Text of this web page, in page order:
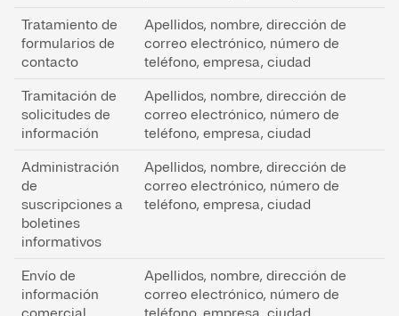
Tratamiento de
formularios de
contacto
Apellidos, nombre, dirección de
correo electrónico, número de
teléfono, empresa, ciudad
Tramitación de
solicitudes de
información
Apellidos, nombre, dirección de
correo electrónico, número de
teléfono, empresa, ciudad
Administración
de
suscripciones a
boletines
informativos
Apellidos, nombre, dirección de
correo electrónico, número de
teléfono, empresa, ciudad
Envío de
información
Apellidos, nombre, dirección de
correo electrónico, número de